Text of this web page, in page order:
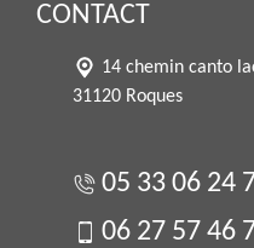
CONTACT
14 chemin canto
31120 Roques
05 33 06 24
06 27 57 46